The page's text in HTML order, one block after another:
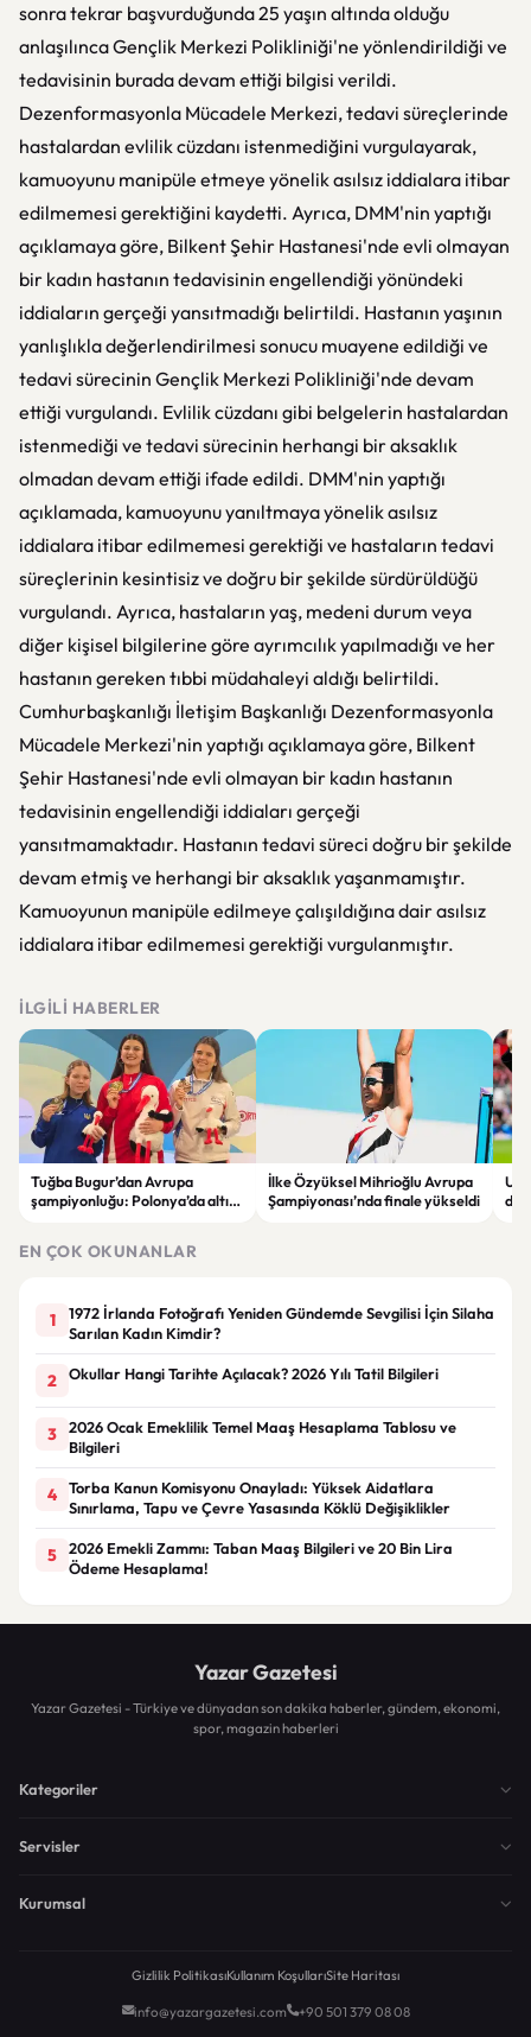
sonra tekrar başvurduğunda 25 yaşın altında olduğu
anlaşılınca Gençlik Merkezi Polikliniği'ne yönlendirildiği ve
tedavisinin burada devam ettiği bilgisi verildi.
Dezenformasyonla Mücadele Merkezi, tedavi süreçlerinde
hastalardan evlilik cüzdanı istenmediğini vurgulayarak,
kamuoyunu manipüle etmeye yönelik asılsız iddialara itibar
edilmemesi gerektiğini kaydetti. Ayrıca, DMM'nin yaptığı
açıklamaya göre, Bilkent Şehir Hastanesi'nde evli olmayan
bir kadın hastanın tedavisinin engellendiği yönündeki
iddiaların gerçeği yansıtmadığı belirtildi. Hastanın yaşının
yanlışlıkla değerlendirilmesi sonucu muayene edildiği ve
tedavi sürecinin Gençlik Merkezi Polikliniği'nde devam
ettiği vurgulandı. Evlilik cüzdanı gibi belgelerin hastalardan
istenmediği ve tedavi sürecinin herhangi bir aksaklık
olmadan devam ettiği ifade edildi. DMM'nin yaptığı
açıklamada, kamuoyunu yanıltmaya yönelik asılsız
iddialara itibar edilmemesi gerektiği ve hastaların tedavi
süreçlerinin kesintisiz ve doğru bir şekilde sürdürüldüğü
vurgulandı. Ayrıca, hastaların yaş, medeni durum veya
diğer kişisel bilgilerine göre ayrımcılık yapılmadığı ve her
hastanın gereken tıbbi müdahaleyi aldığı belirtildi.
Cumhurbaşkanlığı İletişim Başkanlığı Dezenformasyonla
Mücadele Merkezi'nin yaptığı açıklamaya göre, Bilkent
Şehir Hastanesi'nde evli olmayan bir kadın hastanın
tedavisinin engellendiği iddiaları gerçeği
yansıtmamaktadır. Hastanın tedavi süreci doğru bir şekilde
devam etmiş ve herhangi bir aksaklık yaşanmamıştır.
Kamuoyunun manipüle edilmeye çalışıldığına dair asılsız
iddialara itibar edilmemesi gerektiği vurgulanmıştır.
İLGILI HABERLER
Tuğba Bugur’dan Avrupa
şampiyonluğu: Polonya’da altın
İlke Özyüksel Mihrioğlu Avrupa
Şampiyonası’nda finale yükseldi
EN ÇOK OKUNANLAR
1
1972 İrlanda Fotoğrafı Yeniden Gündemde Sevgilisi İçin Silaha
Sarılan Kadın Kimdir?
2 Okullar Hangi Tarihte Açılacak? 2026 Yılı Tatil Bilgileri
3
2026 Ocak Emeklilik Temel Maaş Hesaplama Tablosu ve
Bilgileri
4
Torba Kanun Komisyonu Onayladı: Yüksek Aidatlara
Sınırlama, Tapu ve Çevre Yasasında Köklü Değişiklikler
5
2026 Emekli Zammı: Taban Maaş Bilgileri ve 20 Bin Lira
Ödeme Hesaplama!
Yazar Gazetesi
Yazar Gazetesi - Türkiye ve dünyadan son dakika haberler, gündem, ekonomi,
spor, magazin haberleri
Kategoriler
Servisler
Kurumsal
Gizlilik PolitikasıKullanım KoşullarıSite Haritası
info@yazargazetesi.com +90 501 379 08 08